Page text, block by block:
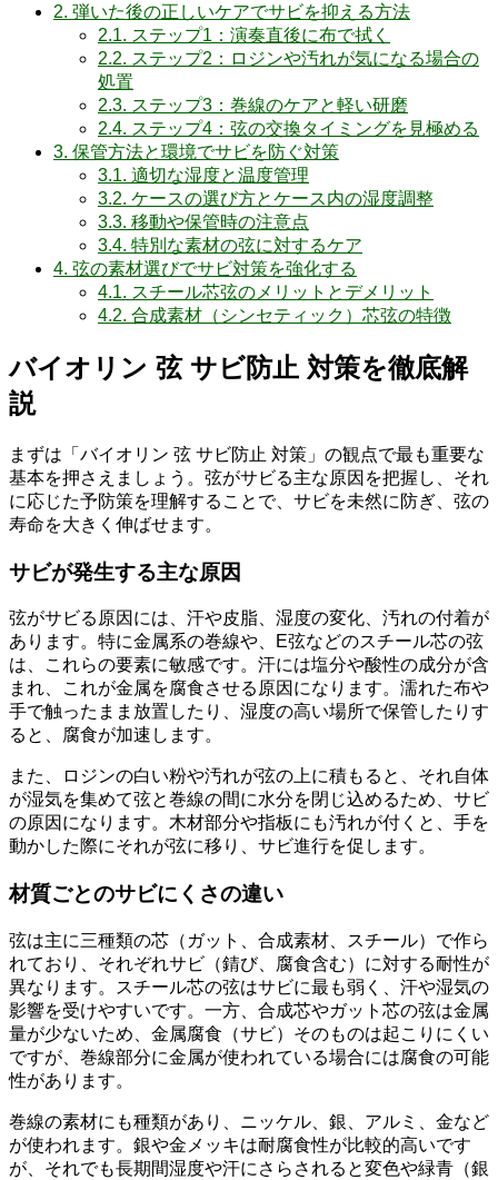
2. 弾いた後の正しいケアでサビを抑える方法
2.1. ステップ1：演奏直後に布で拭く
2.2. ステップ2：ロジンや汚れが気になる場合の
処置
2.3. ステップ3：巻線のケアと軽い研磨
2.4. ステップ4：弦の交換タイミングを見極める
3. 保管方法と環境でサビを防ぐ対策
3.1. 適切な湿度と温度管理
3.2. ケースの選び方とケース内の湿度調整
3.3. 移動や保管時の注意点
3.4. 特別な素材の弦に対するケア
4. 弦の素材選びでサビ対策を強化する
4.1. スチール芯弦のメリットとデメリット
4.2. 合成素材（シンセティック）芯弦の特徴
バイオリン 弦 サビ防止 対策を徹底解
説
まずは「バイオリン 弦 サビ防止 対策」の観点で最も重要な
基本を押さえましょう。弦がサビる主な原因を把握し、それ
に応じた予防策を理解することで、サビを未然に防ぎ、弦の
寿命を大きく伸ばせます。
サビが発生する主な原因
弦がサビる原因には、汗や皮脂、湿度の変化、汚れの付着が
あります。特に金属系の巻線や、E弦などのスチール芯の弦
は、これらの要素に敏感です。汗には塩分や酸性の成分が含
まれ、これが金属を腐食させる原因になります。濡れた布や
手で触ったまま放置したり、湿度の高い場所で保管したりす
ると、腐食が加速します。
また、ロジンの白い粉や汚れが弦の上に積もると、それ自体
が湿気を集めて弦と巻線の間に水分を閉じ込めるため、サビ
の原因になります。木材部分や指板にも汚れが付くと、手を
動かした際にそれが弦に移り、サビ進行を促します。
材質ごとのサビにくさの違い
弦は主に三種類の芯（ガット、合成素材、スチール）で作ら
れており、それぞれサビ（錆び、腐食含む）に対する耐性が
異なります。スチール芯の弦はサビに最も弱く、汗や湿気の
影響を受けやすいです。一方、合成芯やガット芯の弦は金属
量が少ないため、金属腐食（サビ）そのものは起こりにくい
ですが、巻線部分に金属が使われている場合には腐食の可能
性があります。
巻線の素材にも種類があり、ニッケル、銀、アルミ、金など
が使われます。銀や金メッキは耐腐食性が比較的高いです
が、それでも長期間湿度や汗にさらされると変色や緑青（銀